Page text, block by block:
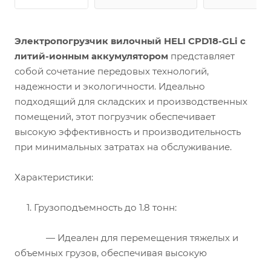
Электропогрузчик вилочный HELI CPD18-GLi с
литий-ионным аккумулятором представляет
собой сочетание передовых технологий,
надежности и экологичности. Идеально
подходящий для складских и производственных
помещений, этот погрузчик обеспечивает
высокую эффективность и производительность
при минимальных затратах на обслуживание.
Характеристики:
1. Грузоподъемность до 1.8 тонн:
— Идеален для перемещения тяжелых и
объемных грузов, обеспечивая высокую